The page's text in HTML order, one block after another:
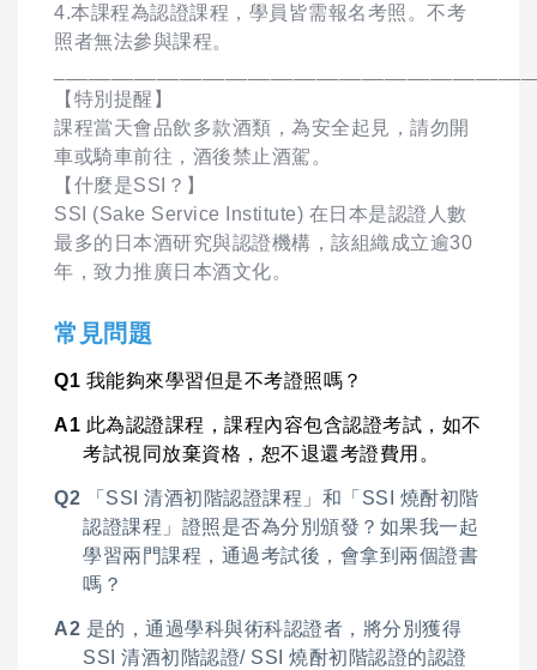
4.本課程為認證課程，學員皆需報名考照。不考
照者無法參與課程。
【特別提醒】
課程當天會品飲多款酒類，為安全起見，請勿開
車或騎車前往，酒後禁止酒駕。
【什麼是SSI？】
SSI (Sake Service Institute) 在日本是認證人數
最多的日本酒研究與認證機構，該組織成立逾30
年，致力推廣日本酒文化。
常見問題
Q1 我能夠來學習但是不考證照嗎？
A1 此為認證課程，課程內容包含認證考試，如不
考試視同放棄資格，恕不退還考證費用。
Q2
「SSI 清酒初階認證課程」和「SSI 燒酎初階
認證課程」證照是否為分別頒發？如果我一起
學習兩門課程，通過考試後，會拿到兩個證書
嗎？
A2 是的，通過學科與術科認證者，將分別獲得
SSI 清酒初階認證/ SSI 燒酎初階認證的認證